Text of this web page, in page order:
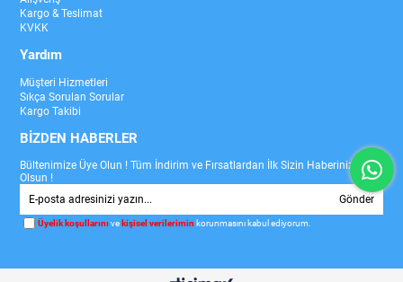
Kargo & Teslimat
KVKK
Yardım
Müşteri Hizmetleri
Sıkça Sorulan Sorular
Kargo Takibi
BİZDEN HABERLER
Bültenimize Üye Olun ! Tüm İndirim ve Fırsatlardan İlk Sizin Haberiniz
Olsun !
Gönder
Üyelik koşullarını ve kişisel verilerimin korunmasını kabul ediyorum.